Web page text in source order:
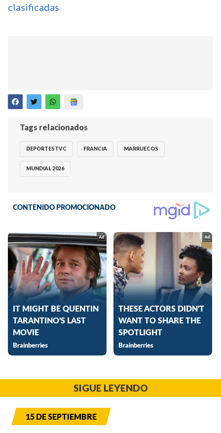
clasificadas
Tags relacionados
DEPORTESTVC FRANCIA MARRUECOS
MUNDIAL 2026
SIGUE LEYENDO
15 DE SEPTIEMBRE